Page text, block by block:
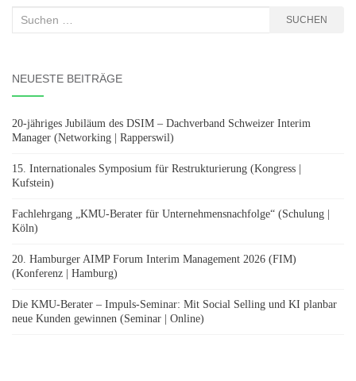
Suchen
SUCHEN
NEUESTE BEITRÄGE
20-jähriges Jubiläum des DSIM – Dachverband Schweizer Interim
Manager (Networking | Rapperswil)
15. Internationales Symposium für Restrukturierung (Kongress |
Kufstein)
Fachlehrgang „KMU-Berater für Unternehmensnachfolge“ (Schulung |
Köln)
20. Hamburger AIMP Forum Interim Management 2026 (FIM)
(Konferenz | Hamburg)
Die KMU-Berater – Impuls-Seminar: Mit Social Selling und KI planbar
neue Kunden gewinnen (Seminar | Online)